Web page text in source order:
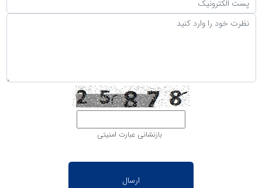
بازنشانی عبارت امنیتی